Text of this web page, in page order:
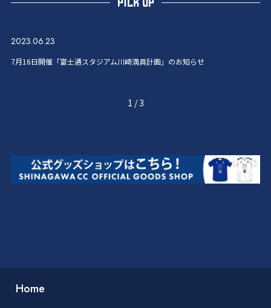
PICK UP
2023.06.23
7月16日開催「富士通スタジアム川崎満員計画」のお知らせ
1 /3
Home